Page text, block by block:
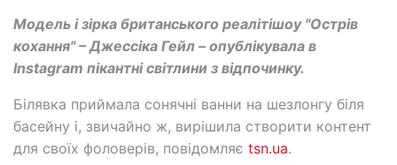
Модель і зірка британського реалітішоу "Острів
кохання" – Джессіка Гейл – опублікувала в
Instagram пікантні світлини з відпочинку.
Білявка приймала сонячні ванни на шезлонгу біля
басейну і, звичайно ж, вирішила створити контент
для своїх фоловерів, повідомляє tsn.ua.